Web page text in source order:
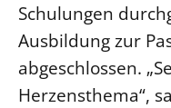
Schulungen
Ausbildung zur
abgeschlossen.
Herzensthema“,
Recht